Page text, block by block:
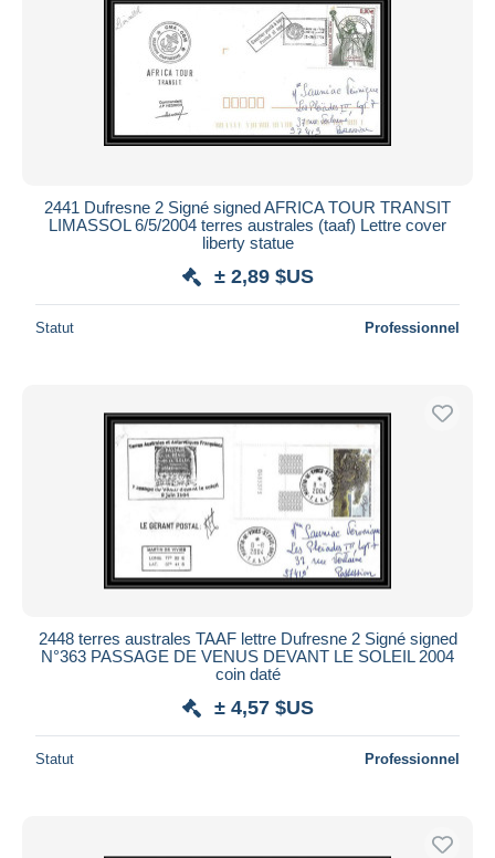
2441 Dufresne 2 Signé signed AFRICA TOUR TRANSIT
LIMASSOL 6/5/2004 terres australes (taaf) Lettre cover
liberty statue
± 2,89 $US
Statut Professionnel
2448 terres australes TAAF lettre Dufresne 2 Signé signed
N°363 PASSAGE DE VENUS DEVANT LE SOLEIL 2004
coin daté
± 4,57 $US
Statut Professionnel